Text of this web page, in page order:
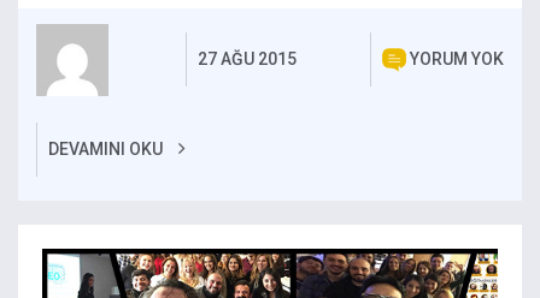
27 AĞU 2015 YORUM YOK
DEVAMINI OKU